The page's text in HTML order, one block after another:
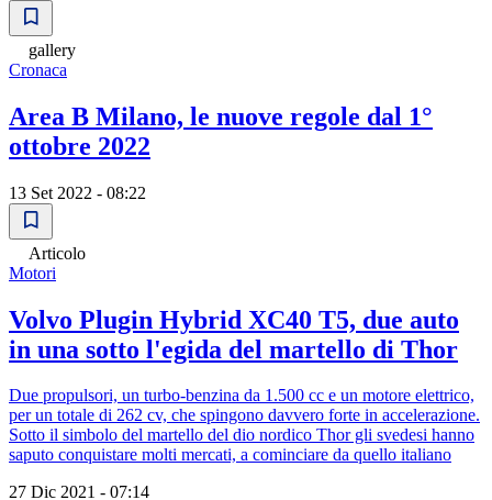
gallery
Cronaca
Area B Milano, le nuove regole dal 1°
ottobre 2022
13 Set 2022 - 08:22
Articolo
Motori
Volvo Plugin Hybrid XC40 T5, due auto
in una sotto l'egida del martello di Thor
Due propulsori, un turbo-benzina da 1.500 cc e un motore elettrico,
per un totale di 262 cv, che spingono davvero forte in accelerazione.
Sotto il simbolo del martello del dio nordico Thor gli svedesi hanno
saputo conquistare molti mercati, a cominciare da quello italiano
27 Dic 2021 - 07:14